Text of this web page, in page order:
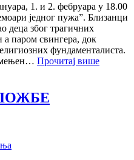
1. и 2. фебруара у 18.00
једног пужа”. Близанци
деца због трагичних
а паром свингера, док
фундаменталиста.
Прочитај више